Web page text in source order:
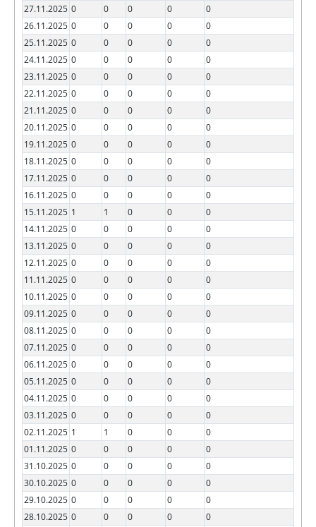
27.11.2025 0 0 0 0
0
26.11.2025 0 0 0 0
0
25.11.2025 0 0 0 0
0
24.11.2025 0 0 0 0
0
23.11.2025 0 0 0 0
0
22.11.2025 0 0 0 0
0
21.11.2025 0 0 0 0
0
20.11.2025 0 0 0 0
0
19.11.2025 0 0 0 0
0
18.11.2025 0 0 0 0
0
17.11.2025 0 0 0 0
0
16.11.2025 0 0 0 0
0
15.11.2025 1 1 0 0
0
14.11.2025 0 0 0 0
0
13.11.2025 0 0 0 0
0
12.11.2025 0 0 0 0
0
11.11.2025 0 0 0 0
0
10.11.2025 0 0 0 0
0
09.11.2025 0 0 0 0
0
08.11.2025 0 0 0 0
0
07.11.2025 0 0 0 0
0
06.11.2025 0 0 0 0
0
05.11.2025 0 0 0 0
0
04.11.2025 0 0 0 0
0
03.11.2025 0 0 0 0
0
02.11.2025 1 1 0 0
0
01.11.2025 0 0 0 0
0
31.10.2025 0 0 0 0
0
30.10.2025 0 0 0 0
0
29.10.2025 0 0 0 0
0
28.10.2025 0 0 0 0
0